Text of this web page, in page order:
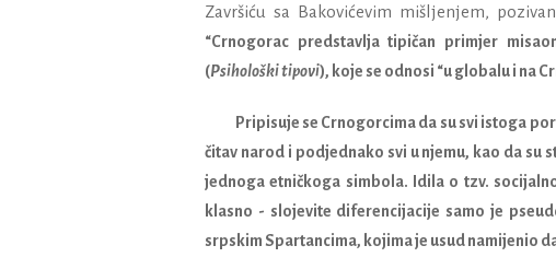
Završiću sa Bakovićevim mišljenjem,
“Crnogorac predstavlja tipičan primjer
(Psihološki tipovi), koje se odnosi “u globalu i na
Pripisuje se Crnogorcima da su svi istoga
čitav narod i podjednako svi u njemu, kao da
jednoga etničkoga simbola. Idila o tzv.
klasno - slojevite diferencijacije samo je
srpskim Spartancima, kojima je usud namijenio